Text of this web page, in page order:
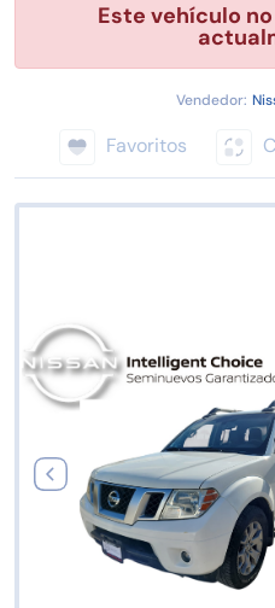
Este vehículo
Vendedor:
Favoritos